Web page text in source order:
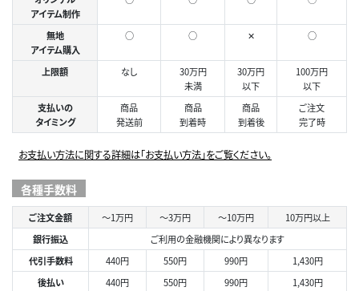
アイテム制作
無地
アイテム購入
○ ○ ✕ ○
上限額 なし
30万円
未満
30万円
以下
100万円
以下
支払いの
タイミング
商品
発送前
商品
到着時
商品
到着後
ご注文
完了時
お支払い方法に関する詳細は「お支払い方法」をご覧ください。
各種手数料
ご注文金額 ～1万円 ～3万円 ～10万円
10万円以上
銀行振込
ご利用の金融機関により異なります
代引手数料
440円 550円 990円
1,430円
後払い
440円 550円 990円 1,430円